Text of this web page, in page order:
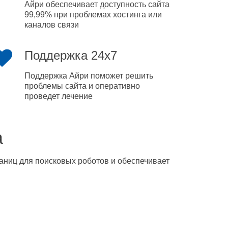
Айри обеспечивает доступность сайта
99,99% при проблемах хостинга или
каналов связи
Поддержка 24x7
Поддержка Айри поможет решить
проблемы сайта и оперативно
проведет лечение
для поисковых роботов и обеспечивает